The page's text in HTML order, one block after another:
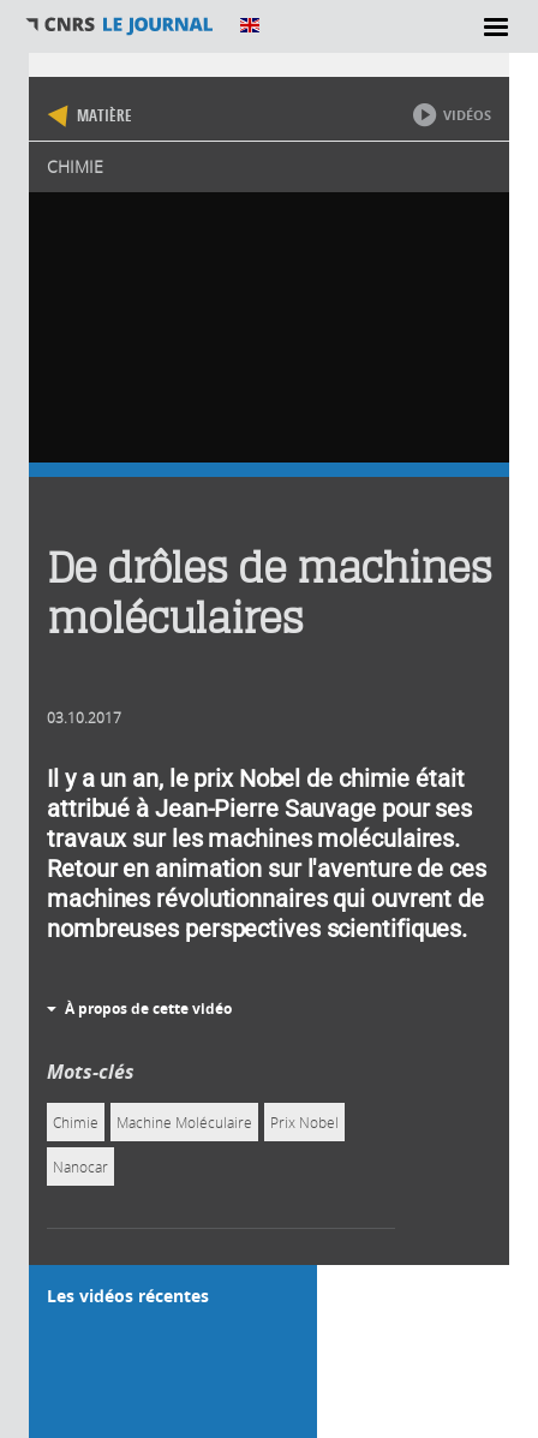
Vous êtes ici
MATIÈRE
CHIMIE
VIDÉOS
De drôles de machines
moléculaires
03.10.2017
Il y a un an, le prix Nobel de chimie était
attribué à Jean-Pierre Sauvage pour ses
travaux sur les machines moléculaires.
Retour en animation sur l'aventure de ces
machines révolutionnaires qui ouvrent de
nombreuses perspectives scientifiques.
À propos de cette vidéo
Mots-clés
Chimie Machine Moléculaire Prix Nobel
Nanocar
Les vidéos récentes